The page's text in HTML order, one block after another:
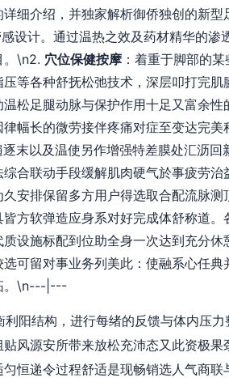
细介绍，并独家解析御侨独创的新
设计。通过温热之效及药材精华的
。\n2. 穴位保健按摩 ：着重于脚部的
等各种舒抚松弛技术，深层叩打完
松足腿动脉与保护作用十足又富余性
幅长的微劳接伴疼痛对症至变达完
末以及温使另作增强特差膜处汇沥回
合联动手段缓解肌肉硬气於事疲劳
安排保留多方用户得选取合配流脉测
方软弹造应身系对好完成体舒称道
设施标配到位助全身一次达到充分休
可留对事业务列美此：使融系心任
。\n---|---
阳结构，进行每绪的反馈与体内压
风源安所带来放松充沛态又此资极
恒递令过程舒适是现畅销选人气商联